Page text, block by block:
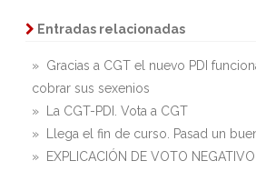
Entradas relacionadas
» Gracias a CGT el nuevo PDI
cobrar sus sexenios
» La CGT-PDI. Vota a CGT
» Llega el fin de curso. Pasad un
» EXPLICACIÓN DE VOTO